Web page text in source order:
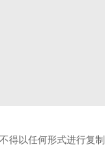
得以任何形式进行复制